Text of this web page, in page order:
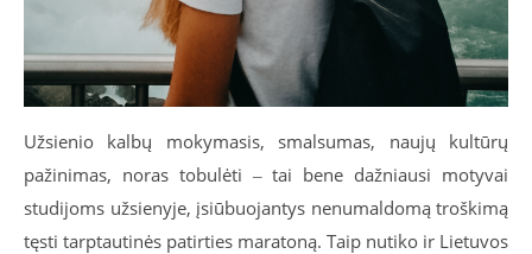
Užsienio kalbų mokymasis, smalsumas, naujų kultūrų
pažinimas, noras tobulėti ‒ tai bene dažniausi motyvai
studijoms užsienyje, įsiūbuojantys nenumaldomą troškimą
tęsti tarptautinės patirties maratoną. Taip nutiko ir Lietuvos